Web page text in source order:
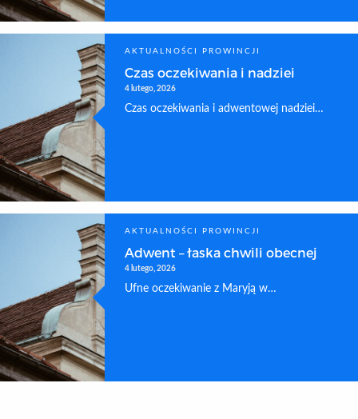
AKTUALNOŚCI PROWINCJI
Czas oczekiwania i nadziei
4 lutego, 2026
Czas oczekiwania i adwentowej nadziei…
AKTUALNOŚCI PROWINCJI
Adwent – łaska chwili obecnej
4 lutego, 2026
Ufne oczekiwanie z Maryją w…